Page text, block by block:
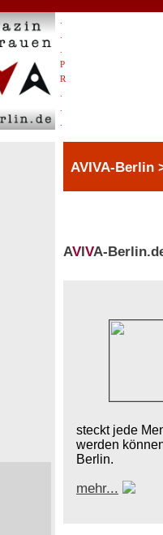
P
R
AVIVA-Berlin
AVIVA-
steckt jede
werden
Berlin.
mehr...